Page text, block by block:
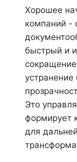
Хорошее
компаний -
быстрый и
Это
формирует
для